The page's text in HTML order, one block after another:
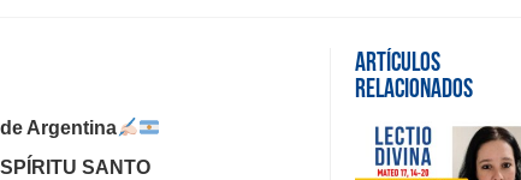
Artículos
Relacionados
Argentina
SANTO